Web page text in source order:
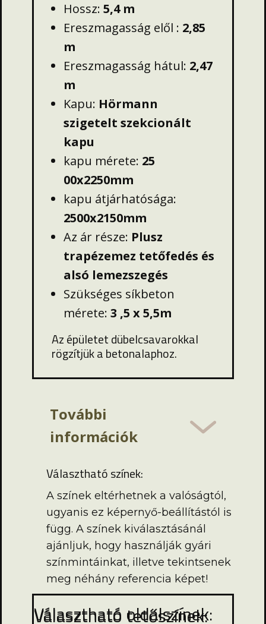
Hossz: 5,4 m
Ereszmagasság elől : 2,85
m
Ereszmagasság hátul: 2,47
m
Kapu: Hörmann
szigetelt szekcionált
kapu
kapu mérete: 25
00x2250mm
kapu átjárhatósága:
2500x2150mm
Az ár része: Plusz
trapézemez tetőfedés és
alsó lemezszegés
Szükséges síkbeton
mérete: 3 ,5 x 5,5m
Az épületet dübelcsavarokkal
rögzítjük a betonalaphoz.
További
információk
Választható színek:
A színek eltérhetnek a valóságtól,
ugyanis ez képernyő-beállítástól is
függ. A színek kiválasztásánál
ajánljuk, hogy használják gyári
színmintáinkat, illetve tekintsenek
meg néhány referencia képet!
Választható oldalszínek:
Választható tetőszínek: